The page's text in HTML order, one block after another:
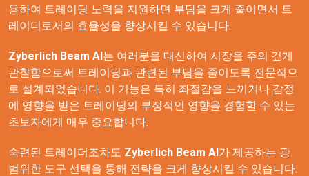
용하여 트레이딩 노력을 지원하면 부담을 크게 줄이면서 트
레이더로서의 효율성을 향상시킬 수 있습니다.
Zyberlich Beam AI는 여러분을 대신하여 시장을 주의 깊게
관찰함으로써 트레이딩과 관련된 부담을 줄이도록 전문적으
로 설계되었습니다. 이 기능은 특히 좌절감을 느끼거나 감정
에 영향을 받은 트레이딩의 부정적인 영향을 경험할 수 있는
초보자에게 매우 중요합니다.
숙련된 트레이더조차도 Zyberlich Beam AI가 제공하는 광
범위한 도구 선택을 통해 전략을 크게 향상시킬 수 있습니다.